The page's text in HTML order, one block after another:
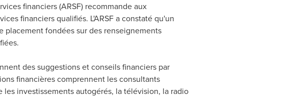
financiers (ARSF) recommande aux
financiers qualifiés. L'ARSF a constaté qu'un
fondées sur des renseignements
des suggestions et conseils financiers par
financières comprennent les consultants
investissements autogérés, la télévision, la radio